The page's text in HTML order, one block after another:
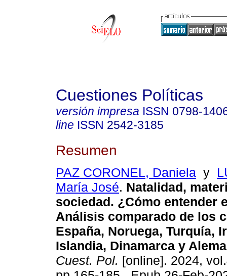
Cuestiones Políticas
versión impresa ISSN 0798-
line ISSN 2542-3185
Resumen
PAZ CORONEL, Daniela y
María José. Natalidad,
sociedad. ¿Cómo entender
Análisis comparado de los
España, Noruega, Turquía,
Islandia, Dinamarca y
Cuest. Pol. [online]. 2024,